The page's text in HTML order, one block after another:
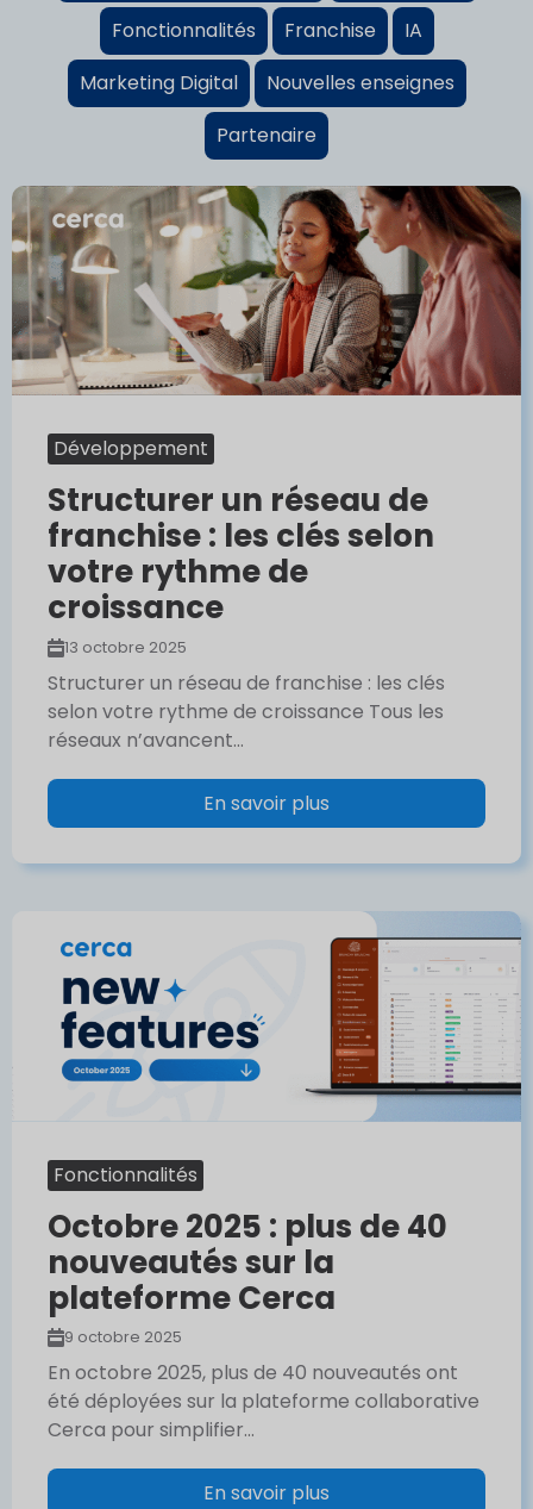
Fonctionnalités
Franchise
IA
Marketing Digital
Nouvelles enseignes
Partenaire
Développement
Structurer un réseau de
franchise : les clés selon
votre rythme de
croissance
13 octobre 2025
Structurer un réseau de franchise : les clés
selon votre rythme de croissance Tous les
réseaux n’avancent...
En savoir plus
Fonctionnalités
Octobre 2025 : plus de 40
nouveautés sur la
plateforme Cerca
9 octobre 2025
En octobre 2025, plus de 40 nouveautés ont
été déployées sur la plateforme collaborative
Cerca pour simplifier...
En savoir plus